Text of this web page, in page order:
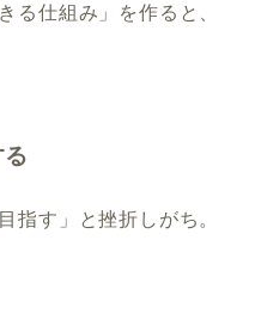
る仕組み」を作ると、
指す」と挫折しがち。